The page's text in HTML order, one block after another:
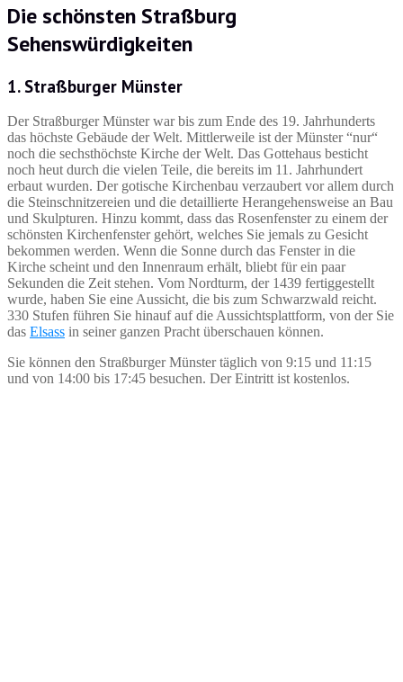
Die schönsten Straßburg
Sehenswürdigkeiten
1. Straßburger Münster
Der Straßburger Münster war bis zum Ende des 19. Jahrhunderts
das höchste Gebäude der Welt. Mittlerweile ist der Münster “nur“
noch die sechsthöchste Kirche der Welt. Das Gottehaus besticht
noch heut durch die vielen Teile, die bereits im 11. Jahrhundert
erbaut wurden. Der gotische Kirchenbau verzaubert vor allem durch
die Steinschnitzereien und die detaillierte Herangehensweise an Bau
und Skulpturen. Hinzu kommt, dass das Rosenfenster zu einem der
schönsten Kirchenfenster gehört, welches Sie jemals zu Gesicht
bekommen werden. Wenn die Sonne durch das Fenster in die
Kirche scheint und den Innenraum erhält, bliebt für ein paar
Sekunden die Zeit stehen. Vom Nordturm, der 1439 fertiggestellt
wurde, haben Sie eine Aussicht, die bis zum Schwarzwald reicht.
330 Stufen führen Sie hinauf auf die Aussichtsplattform, von der Sie
das Elsass in seiner ganzen Pracht überschauen können.
Sie können den Straßburger Münster täglich von 9:15 und 11:15
und von 14:00 bis 17:45 besuchen. Der Eintritt ist kostenlos.